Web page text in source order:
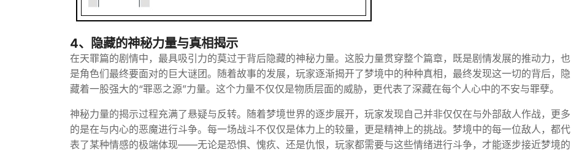
4、隐藏的神秘力量与真相揭示
在天罪篇的剧情中，最具吸引力的莫过于背后隐藏的神秘力量。这股力量贯穿整个篇章，既是剧情发展的推动力，也
是角色们最终要面对的巨大谜团。随着故事的发展，玩家逐渐揭开了梦境中的种种真相，最终发现这一切的背后，隐
藏着一股强大的“罪恶之源”力量。这个力量不仅仅是物质层面的威胁，更代表了深藏在每个人心中的不安与罪孽。
神秘力量的揭示过程充满了悬疑与反转。随着梦境世界的逐步展开，玩家发现自己并非仅仅在与外部敌人作战，更多
的是在与内心的恶魔进行斗争。每一场战斗不仅仅是体力上的较量，更是精神上的挑战。梦境中的每一位敌人，都代
表了某种情感的极端体现——无论是恐惧、愧疚、还是仇恨，玩家都需要与这些情绪进行斗争，才能逐步接近梦境的